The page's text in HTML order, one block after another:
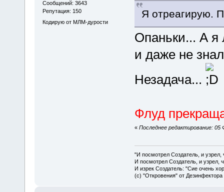
Сообщений: 3643
Репутация: 150
Кодирую от МЛМ-дурости
Я отреагирую.
Опаньки... А я
и даже не
Незадача...
Флуд
« Последнее редактирование: 05
"И посмотрел Создатель, и
И посмотрел Создатель, и узрел,
И изрек Создатель: "Сие очень
(с) "Откровения" от Дезинфектора